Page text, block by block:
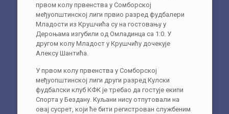
првом колу првенства у Сомборској
међуопштинској лиги првио разред фудбалери
Младости из Крушчића су на гостовању у
Дероњама изгубили од Омладинца са 1:0. У
другом колу Младост у Крушчићу дочекује
Алексу Шантића.
У првом колу првенства у Сомборској
међуопштинској лиги други разред Кулски
фудбалски клуб КФК је требао да гостује екипи
Спорта у Бездану. Куљани нису отпутовали на
овај сусрет, који ће бити регистрован службеним